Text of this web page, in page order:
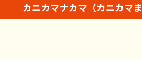
カニカマナカマ （カニカマ